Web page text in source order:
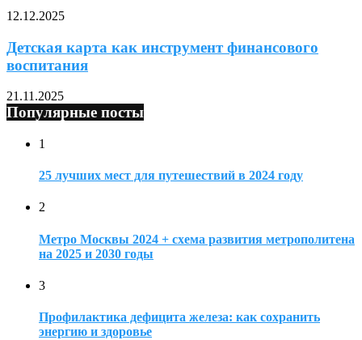
12.12.2025
Детская карта как инструмент финансового
воспитания
21.11.2025
Популярные посты
1
25 лучших мест для путешествий в 2024 году
2
Метро Москвы 2024 + схема развития метрополитена
на 2025 и 2030 годы
3
Профилактика дефицита железа: как сохранить
энергию и здоровье